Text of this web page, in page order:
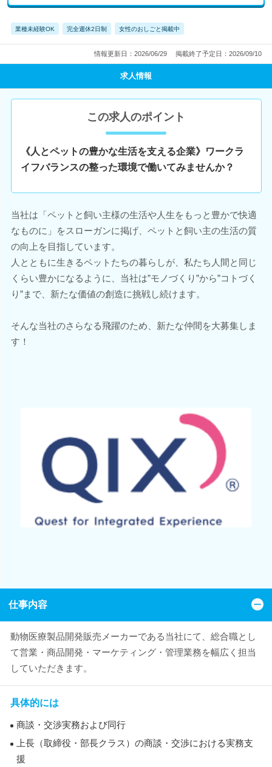
業種未経験OK 完全週休2日制 女性のおしごと掲載中
情報更新日：2026/06/29 掲載終了予定日：2026/09/10
求人情報
この求人のポイント
《人とペットの豊かな生活を支える企業》ワークラ
イフバランスの整った環境で働いてみませんか？
当社は「ペットと飼い主様の生活や人生をもっと豊かで快適
なものに」をスローガンに掲げ、ペットと飼い主の生活の質
の向上を目指しています。
人とともに生きるペットたちの暮らしが、私たち人間と同じ
くらい豊かになるように、当社は”モノづくり”から”コトづく
り”まで、新たな価値の創造に挑戦し続けます。
そんな当社のさらなる飛躍のため、新たな仲間を大募集しま
す！
仕事内容
動物医療製品開発販売メーカーである当社にて、総合職とし
て営業・商品開発・マーケティング・管理業務を幅広く担当
していただきます。
具体的には
商談・交渉実務および同行
上長（取締役・部長クラス）の商談・交渉における実務支
援